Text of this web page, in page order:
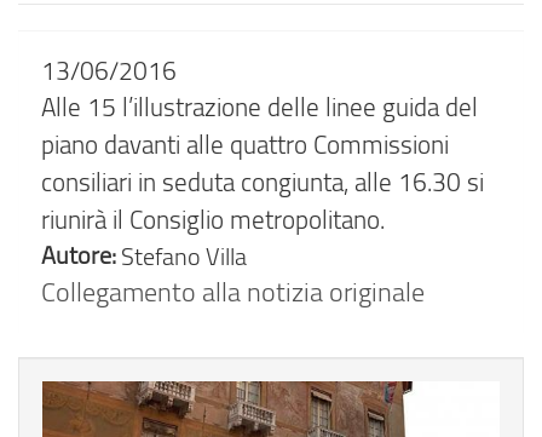
13/06/2016
Alle 15 l’illustrazione delle linee guida del
piano davanti alle quattro Commissioni
consiliari in seduta congiunta, alle 16.30 si
riunirà il Consiglio metropolitano.
Autore:Stefano Villa
Collegamento alla notizia originale